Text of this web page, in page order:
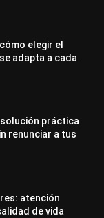
elegir el
adapta a cada
práctica
renunciar a tus
atención
de vida